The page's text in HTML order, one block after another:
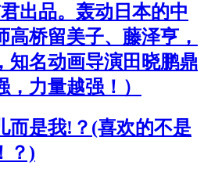
出品。轰动日本的中
高桥留美子、藤泽亨，
知名动画导演田晓鹏鼎
力量越强！）
而是我!？(喜欢的不是
？)